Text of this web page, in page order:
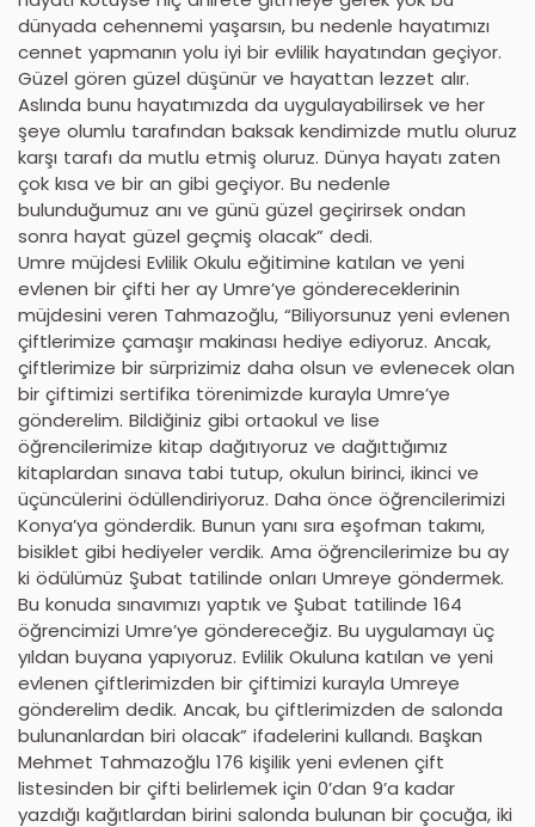
dünyada cehennemi yaşarsın, bu nedenle hayatımızı
cennet yapmanın yolu iyi bir evlilik hayatından geçiyor.
Güzel gören güzel düşünür ve hayattan lezzet alır.
Aslında bunu hayatımızda da uygulayabilirsek ve her
şeye olumlu tarafından baksak kendimizde mutlu oluruz
karşı tarafı da mutlu etmiş oluruz. Dünya hayatı zaten
çok kısa ve bir an gibi geçiyor. Bu nedenle
bulunduğumuz anı ve günü güzel geçirirsek ondan
sonra hayat güzel geçmiş olacak” dedi.
Umre müjdesi Evlilik Okulu eğitimine katılan ve yeni
evlenen bir çifti her ay Umre’ye göndereceklerinin
müjdesini veren Tahmazoğlu, “Biliyorsunuz yeni evlenen
çiftlerimize çamaşır makinası hediye ediyoruz. Ancak,
çiftlerimize bir sürprizimiz daha olsun ve evlenecek olan
bir çiftimizi sertifika törenimizde kurayla Umre’ye
gönderelim. Bildiğiniz gibi ortaokul ve lise
öğrencilerimize kitap dağıtıyoruz ve dağıttığımız
kitaplardan sınava tabi tutup, okulun birinci, ikinci ve
üçüncülerini ödüllendiriyoruz. Daha önce öğrencilerimizi
Konya’ya gönderdik. Bunun yanı sıra eşofman takımı,
bisiklet gibi hediyeler verdik. Ama öğrencilerimize bu ay
ki ödülümüz Şubat tatilinde onları Umreye göndermek.
Bu konuda sınavımızı yaptık ve Şubat tatilinde 164
öğrencimizi Umre’ye göndereceğiz. Bu uygulamayı üç
yıldan buyana yapıyoruz. Evlilik Okuluna katılan ve yeni
evlenen çiftlerimizden bir çiftimizi kurayla Umreye
gönderelim dedik. Ancak, bu çiftlerimizden de salonda
bulunanlardan biri olacak” ifadelerini kullandı. Başkan
Mehmet Tahmazoğlu 176 kişilik yeni evlenen çift
listesinden bir çifti belirlemek için 0’dan 9’a kadar
yazdığı kağıtlardan birini salonda bulunan bir çocuğa, iki